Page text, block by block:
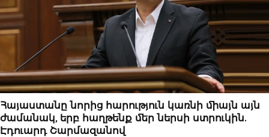
ՆՈՐՈՒԹՅՈՒՆՆԵՐ
Հայաստանը նորից հարություն կառնի միայն այն
ժամանակ, երբ հաղթենք մեր ներսի ստրուկին.
Էդուարդ Շարմազանով